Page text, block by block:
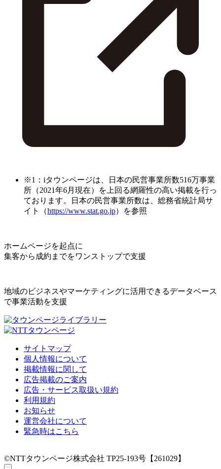
※1：iタウンページは、日本の民営事業所数516万事業
所（2021年6月現在）を上回る網羅性の高い掲載を行っ
ております。日本の民営事業所数は、総務省統計局サ
イト（https://www.stat.go.jp）を参照
ホームページを起点に
集客から成約までをワンストップで支援
地域のビジネスやマーケティングに活用できるデータベース
で事業活動を支援
サイトマップ
個人情報について
掲載情報に関して
広告掲載のご案内
広告・サービス取扱い規約
利用規約
お知らせ
運営会社について
緊急時はこちら
©NTTタウンページ株式会社 TP25-193号【261029】